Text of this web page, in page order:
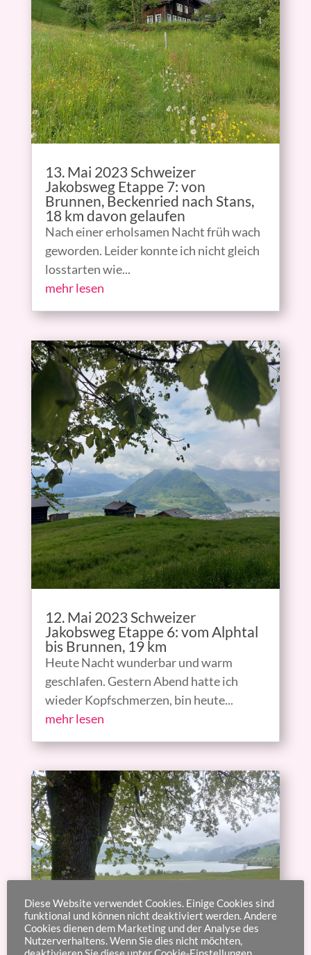
13. Mai 2023 Schweizer
Jakobsweg Etappe 7: von
Brunnen, Beckenried nach Stans,
18 km davon gelaufen
Nach einer erholsamen Nacht früh wach
geworden. Leider konnte ich nicht gleich
losstarten wie...
mehr lesen
12. Mai 2023 Schweizer
Jakobsweg Etappe 6: vom Alphtal
bis Brunnen, 19 km
Heute Nacht wunderbar und warm
geschlafen. Gestern Abend hatte ich
wieder Kopfschmerzen, bin heute...
mehr lesen
Diese Website verwendet Cookies. Einige Cookies sind
funktional und können nicht deaktiviert werden. Andere
Cookies dienen dem Marketing und der Analyse des
Nutzerverhaltens. Wenn Sie dies nicht möchten,